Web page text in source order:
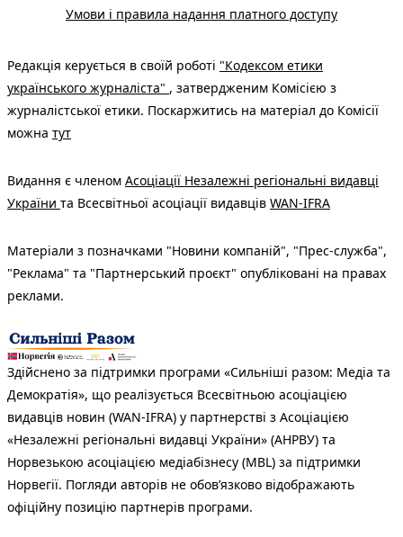
Умови і правила надання платного доступу
Редакція керується в своїй роботі "Кодексом етики
українського журналіста" , затвердженим Комісією з
журналістської етики. Поскаржитись на матеріал до Комісії
можна тут
Видання є членом Асоціації Незалежні регіональні видавці
України та Всесвітньої асоціації видавців WAN-IFRA
Матеріали з позначками "Новини компаній", "Прес-служба",
"Реклама" та "Партнерський проєкт" опубліковані на правах
реклами.
Здійснено за підтримки програми «Сильніші разом: Медіа та
Демократія», що реалізується Всесвітньою асоціацією
видавців новин (WAN-IFRA) у партнерстві з Асоціацією
«Незалежні регіональні видавці України» (АНРВУ) та
Норвезькою асоціацією медіабізнесу (MBL) за підтримки
Норвегії. Погляди авторів не обов’язково відображають
офіційну позицію партнерів програми.